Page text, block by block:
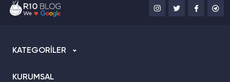
KATEGORİLER
KURUMSAL